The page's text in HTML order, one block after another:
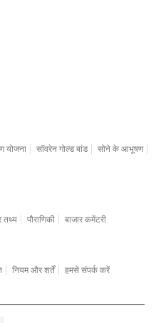
योजना सॉवरेन गोल्ड बांड
सोने के आभूषण
तथ्य पौराणिकी बाजार कमेंटरी
नियम और शर्तें हमसे संपर्क करें